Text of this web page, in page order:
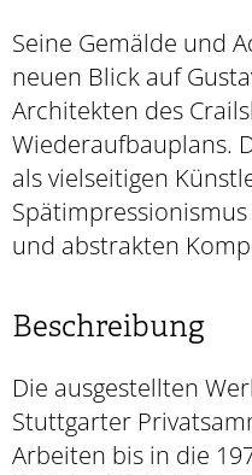
Seine Gemälde und
neuen Blick auf
Architekten des
Wiederaufbauplans.
als vielseitigen
und abstrakten
Beschreibung
Die ausgestellten
Stuttgarter
Arbeiten bis in die